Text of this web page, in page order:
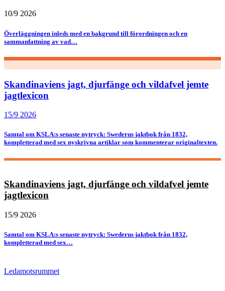
10/9 2026
Överläggningen inleds med en bakgrund till förordningen och en
sammanfattning av vad…
Skandinaviens jagt, djurfänge och vildafvel jemte
jagtlexicon
15/9 2026
Samtal om KSLA:s senaste nytryck: Swederus jaktbok från 1832,
kompletterad med sex nyskrivna artiklar som kommenterar originaltexten.
Skandinaviens jagt, djurfänge och vildafvel jemte
jagtlexicon
15/9 2026
Samtal om KSLA:s senaste nytryck: Swederus jaktbok från 1832,
kompletterad med sex…
Ledamotsrummet